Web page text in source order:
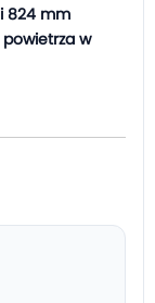
824 mm
w